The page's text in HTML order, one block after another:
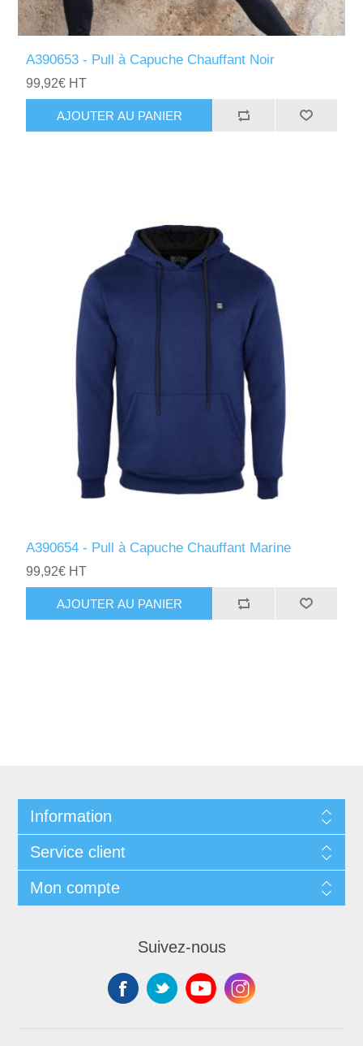
A390653 - Pull à Capuche Chauffant Noir
99,92€ HT
AJOUTER AU PANIER
A390654 - Pull à Capuche Chauffant Marine
99,92€ HT
AJOUTER AU PANIER
Information
Service client
Mon compte
Suivez-nous